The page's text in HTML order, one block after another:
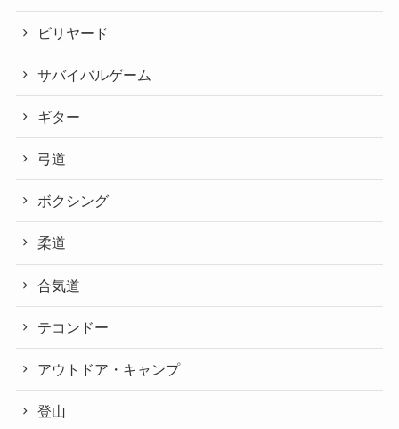
ビリヤード
サバイバルゲーム
ギター
弓道
ボクシング
柔道
合気道
テコンドー
アウトドア・キャンプ
登山